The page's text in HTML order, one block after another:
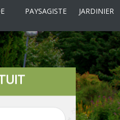
PAYSAGISTE JARDINIER